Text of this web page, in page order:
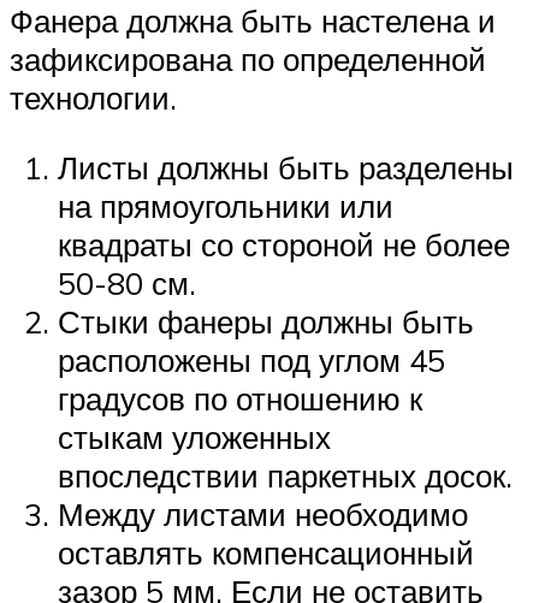
Фанера должна быть настелена и
зафиксирована по определенной
технологии.
Листы должны быть разделены
на прямоугольники или
квадраты со стороной не более
50-80 см.
Стыки фанеры должны быть
расположены под углом 45
градусов по отношению к
стыкам уложенных
впоследствии паркетных досок.
Между листами необходимо
оставлять компенсационный
зазор 5 мм. Если не оставить